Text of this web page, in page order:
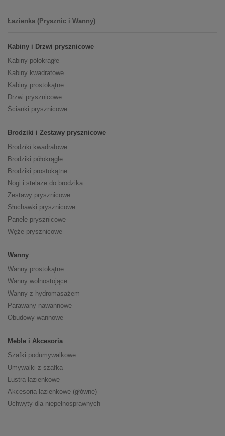
Łazienka (Prysznic i Wanny)
Kabiny i Drzwi prysznicowe
Kabiny półokrągłe
Kabiny kwadratowe
Kabiny prostokątne
Drzwi prysznicowe
Ścianki prysznicowe
Brodziki i Zestawy prysznicowe
Brodziki kwadratowe
Brodziki półokrągłe
Brodziki prostokątne
Nogi i stelaże do brodzika
Zestawy prysznicowe
Słuchawki prysznicowe
Panele prysznicowe
Węże prysznicowe
Wanny
Wanny prostokątne
Wanny wolnostojące
Wanny z hydromasażem
Parawany nawannowe
Obudowy wannowe
Meble i Akcesoria
Szafki podumywalkowe
Umywalki z szafką
Lustra łazienkowe
Akcesoria łazienkowe (główne)
Uchwyty dla niepełnosprawnych